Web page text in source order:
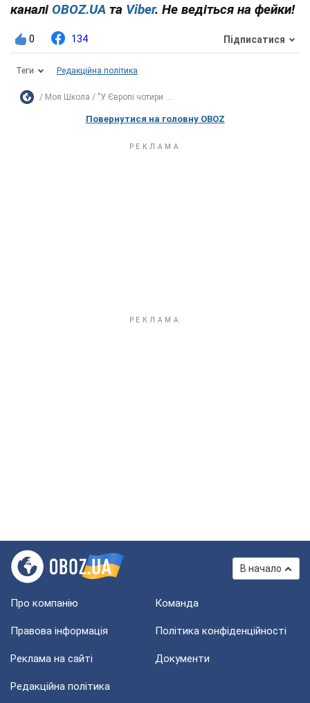
каналі OBOZ.UA та Viber. Не ведіться на фейки!
0 134 Підписатися
Теги Редакційна політика
Моя Школа "У Європі чотири ...
Повернутися на головну OBOZ
В начало
Про компанію Команда
Правова інформація Політика конфіденційності
Реклама на сайті Документи
Редакційна політика